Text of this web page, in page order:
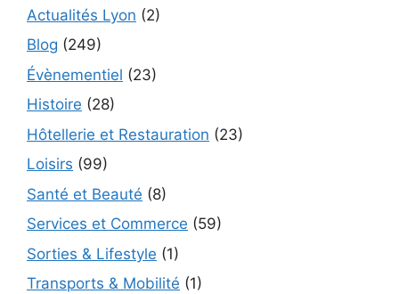
Actualités Lyon (2)
Blog (249)
Évènementiel (23)
Histoire (28)
Hôtellerie et Restauration (23)
Loisirs (99)
Santé et Beauté (8)
Services et Commerce (59)
Sorties & Lifestyle (1)
Transports & Mobilité (1)